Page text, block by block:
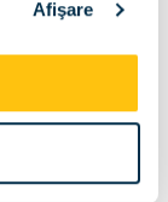
Afişare